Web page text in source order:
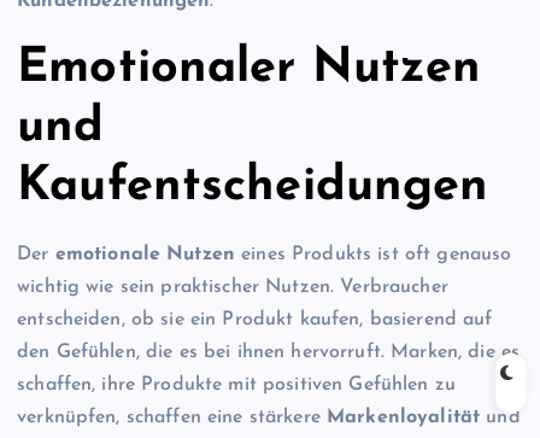
Emotionaler Nutzen
und
Kaufentscheidungen
Der emotionale Nutzen eines Produkts ist oft genauso
wichtig wie sein praktischer Nutzen. Verbraucher
entscheiden, ob sie ein Produkt kaufen, basierend auf
den Gefühlen, die es bei ihnen hervorruft. Marken, die es
schaffen, ihre Produkte mit positiven Gefühlen zu
verknüpfen, schaffen eine stärkere Markenloyalität und